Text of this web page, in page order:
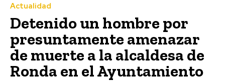
Actualidad
Detenido un hombre por
presuntamente amenazar
de muerte a la alcaldesa de
Ronda en el Ayuntamiento